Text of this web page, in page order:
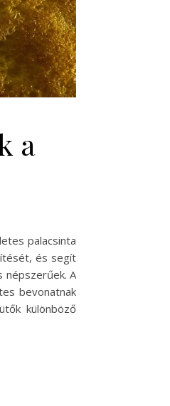
a
palacsinta
és segít
népszerűek. A
bevonatnak
különböző